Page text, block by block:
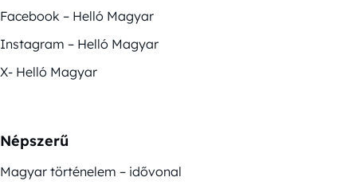
Facebook – Helló Magyar
Instagram – Helló Magyar
X- Helló Magyar
Népszerű
Magyar történelem – idővonal